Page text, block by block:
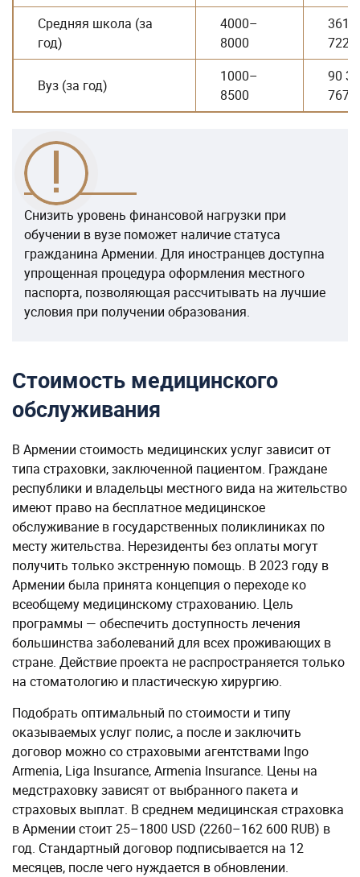
Средняя школа (за
год)
4000–
8000
361
722
Вуз (за год)
1000–
8500
90
767
Снизить уровень финансовой нагрузки при
обучении в вузе поможет наличие статуса
гражданина Армении. Для иностранцев доступна
упрощенная процедура оформления местного
паспорта, позволяющая рассчитывать на лучшие
условия при получении образования.
Стоимость медицинского
обслуживания
В Армении стоимость медицинских услуг зависит от
типа страховки, заключенной пациентом. Граждане
республики и владельцы местного вида на жительство
имеют право на бесплатное медицинское
обслуживание в государственных поликлиниках по
месту жительства. Нерезиденты без оплаты могут
получить только экстренную помощь. В 2023 году в
Армении была принята концепция о переходе ко
всеобщему медицинскому страхованию. Цель
программы — обеспечить доступность лечения
большинства заболеваний для всех проживающих в
стране. Действие проекта не распространяется только
на стоматологию и пластическую хирургию.
Подобрать оптимальный по стоимости и типу
оказываемых услуг полис, а после и заключить
договор можно со страховыми агентствами Ingo
Armenia, Liga Insurance, Armenia Insurance. Цены на
медстраховку зависят от выбранного пакета и
страховых выплат. В среднем медицинская страховка
в Армении стоит 25–1800 USD (2260–162 600 RUB) в
год. Стандартный договор подписывается на 12
месяцев, после чего нуждается в обновлении.